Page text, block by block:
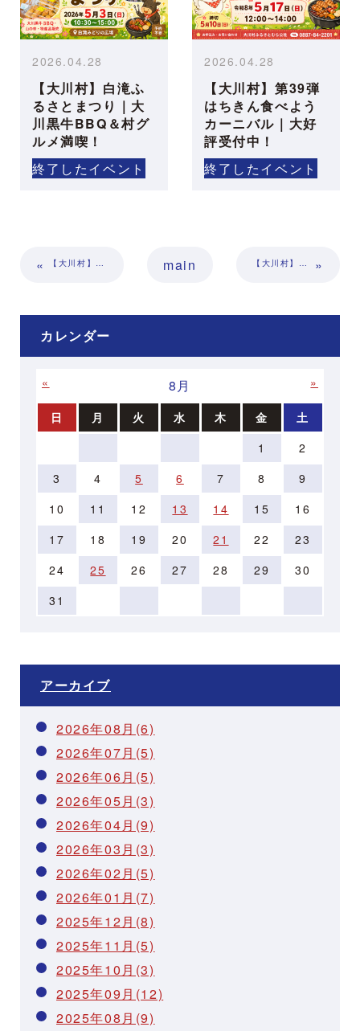
【大川村】白滝ふ
るさとまつり｜大
川黒牛BBQ＆村グ
ルメ満喫！
2026.04.28
終了したイベント
【大川村】第39弾
はちきん食べよう
カーニバル｜大好
評受付中！
2026.04.28
終了したイベント
« 【大川村】第36弾はちきん食べようカーニバル開催！ main 【大川村】第42回謝肉祭｜満員御礼！受付終了 »
カレンダー
« 8月 »
日 月 火 水 木 金
土
1
2
3
4 5 6 7 8
9
10
11 12 13 14 15
16
17
18 19 20 21 22
23
24
25 26 27 28 29
30
31
アーカイブ
2026年08月(6)
2026年07月(5)
2026年06月(5)
2026年05月(3)
2026年04月(9)
2026年03月(3)
2026年02月(5)
2026年01月(7)
2025年12月(8)
2025年11月(5)
2025年10月(3)
2025年09月(12)
2025年08月(9)